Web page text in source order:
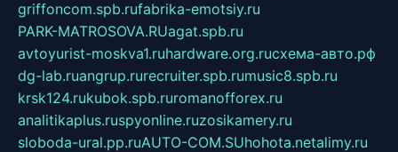
griffoncom.spb.rufabrika-emotsiy.ru
PARK-MATROSOVA.RUagat.spb.ru
avtoyurist-moskva1.ruhardware.org.ruсхема-авто.рф
dg-lab.ruangrup.rurecruiter.spb.rumusic8.spb.ru
krsk124.rukubok.spb.ruromanofforex.ru
analitikaplus.ruspyonline.ruzosikamery.ru
sloboda-ural.pp.ruAUTO-COM.SUhohota.netalimy.ru